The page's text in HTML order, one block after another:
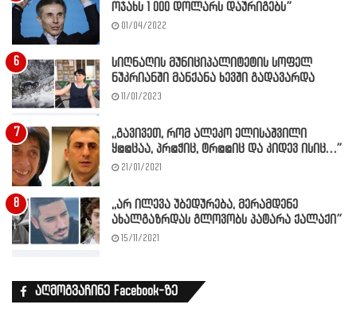
ოჯახს 1 000 დოლარს დაურიგებს”
01/04/2022
სიღნაღის მუნიციპალიტეტის სოფელ
ნუკრიანში მანქანა ხევში გადავარდა
11/01/2023
,,გავივეთ, რომ ალეკო ელისაშვილი
ყ@@ცაა, პრ@ჭიც, ტრ@@იც და კიდევ ისიც…”
21/01/2021
,,არ ილევა უბედურება, მერამდენე
ახალგაზრდას გლოვობს პატარა ქალაქი”
15/11/2021
აღმოგვაჩინე Facebook-ზე